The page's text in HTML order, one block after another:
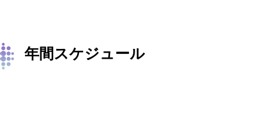
年間スケジュール